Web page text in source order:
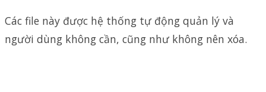
Các file này được hệ thống tự động quản lý và
người dùng không cần, cũng như không nên xóa.